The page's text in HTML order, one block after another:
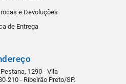
e Devoluções
de Entrega
1290 - Vila
210 - Ribeirão Preto/SP.